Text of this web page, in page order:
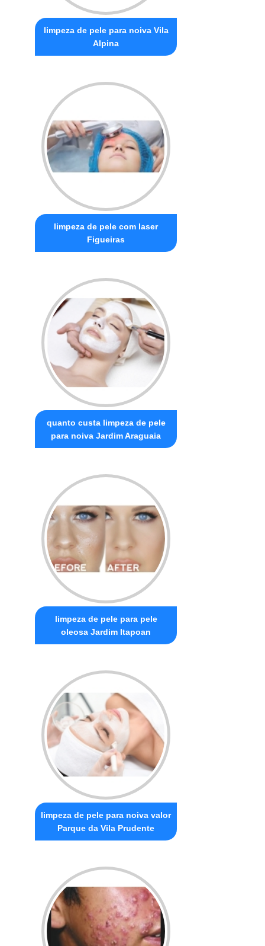
limpeza de pele para noiva Vila
Alpina
limpeza de pele com laser
Figueiras
quanto custa limpeza de pele
para noiva Jardim Araguaia
limpeza de pele para pele
oleosa Jardim Itapoan
limpeza de pele para noiva valor
Parque da Vila Prudente